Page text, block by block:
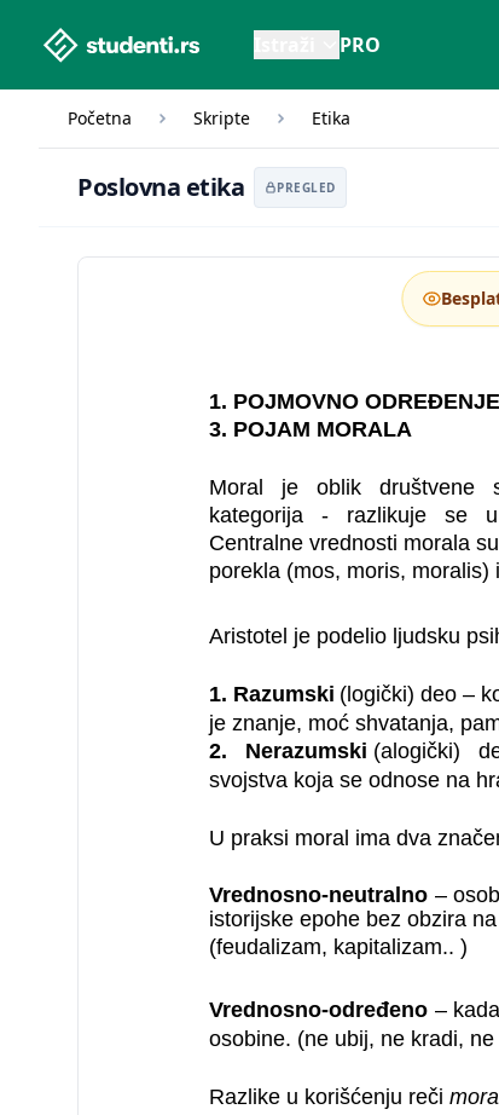
studenti.rs home page PRO
Početna Skripte Etika
Poslovna etika PREGLED
1. POJMOVNO
3. POJAM MORALA
Moral je oblik
kategorija - razlikuje se
Centralne vrednosti morala
porekla (mos, moris, moralis)
Aristotel je podelio ljudsku
1. Razumski (logički) deo –
je znanje, moć shvatanja,
2. Nerazumski(alogički)
svojstva koja se odnose na
U praksi moral ima dva
Vrednosno-neutralno –
istorijske epohe bez obzira
(feudalizam, kapitalizam.. )
Vrednosno-određeno –
osobine. (ne ubij, ne kradi,
Razlike u korišćenju reči